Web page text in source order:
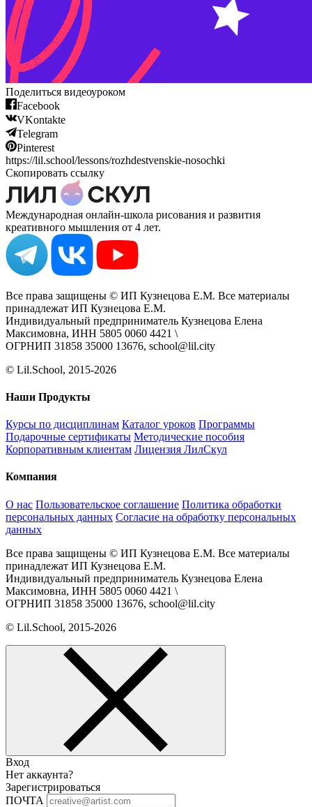
Поделиться видеоуроком
Facebook
VKontakte
Telegram
Pinterest
https://lil.school/lessons/rozhdestvenskie-nosochki
Скопировать ссылку
Международная онлайн-школа рисования и развития
креативного мышления от 4 лет.
Все права защищены © ИП Кузнецова Е.М. Все материалы
принадлежат ИП Кузнецова Е.М.
Индивидуальный предприниматель Кузнецова Елена
Максимовна, ИНН 5805 0060 4421 \
ОГРНИП 31858 35000 13676, school@lil.city
© Lil.School, 2015‐2026
Наши Продукты
Курсы по дисциплинам Каталог уроков Программы
Подарочные сертификаты Методические пособия
Корпоративным клиентам Лицензия ЛилСкул
Компания
О нас Пользовательское соглашение Политика обработки
персональных данных Согласие на обработку персональных
данных
Все права защищены © ИП Кузнецова Е.М. Все материалы
принадлежат ИП Кузнецова Е.М.
Индивидуальный предприниматель Кузнецова Елена
Максимовна, ИНН 5805 0060 4421 \
ОГРНИП 31858 35000 13676, school@lil.city
© Lil.School, 2015‐2026
Вход
Нет аккаунта?
Зарегистрироваться
ПОЧТА